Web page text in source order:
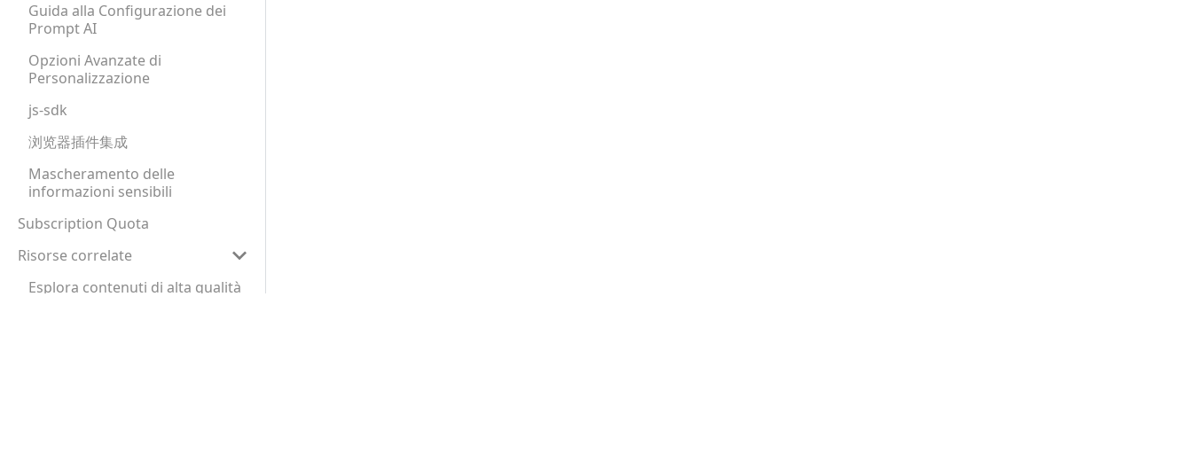
Guida alla Configurazione dei
Prompt AI
Opzioni Avanzate di
Personalizzazione
js-sdk
浏览器插件集成
Mascheramento delle
informazioni sensibili
Subscription Quota
Risorse correlate
Esplora contenuti di alta qualità